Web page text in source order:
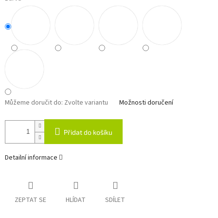
Můžeme doručit do: Zvolte variantu Možnosti doručení
Přidat do košíku
Detailní informace
ZEPTAT SE HLÍDAT SDÍLET